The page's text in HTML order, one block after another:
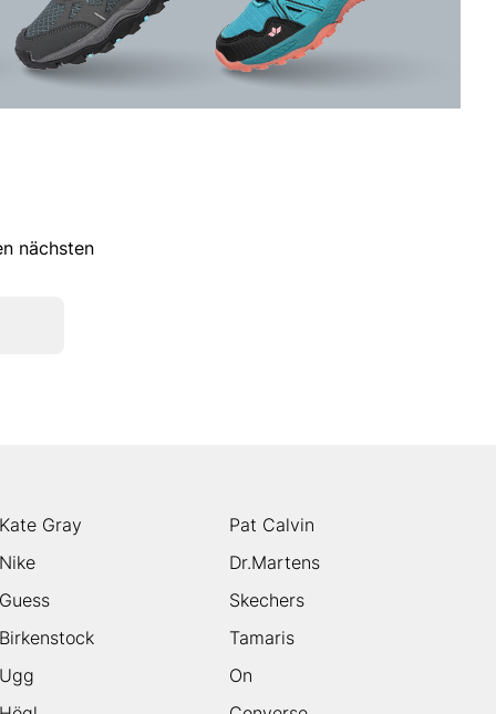
nächsten
Gray
Pat Calvin
Dr.Martens
Skechers
Tamaris
On